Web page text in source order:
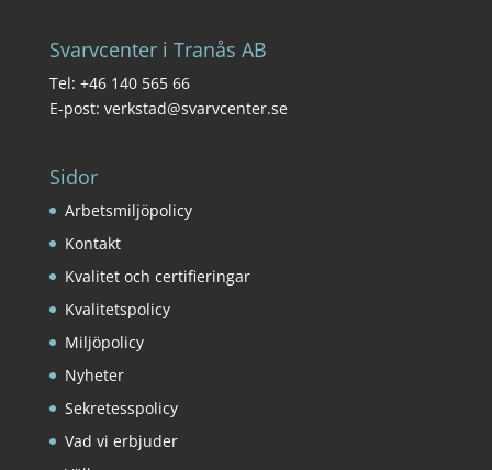
Svarvcenter i Tranås AB
Tel: +46 140 565 66
E-post: verkstad@svarvcenter.se
Sidor
Arbetsmiljöpolicy
Kontakt
Kvalitet och certifieringar
Kvalitetspolicy
Miljöpolicy
Nyheter
Sekretesspolicy
Vad vi erbjuder